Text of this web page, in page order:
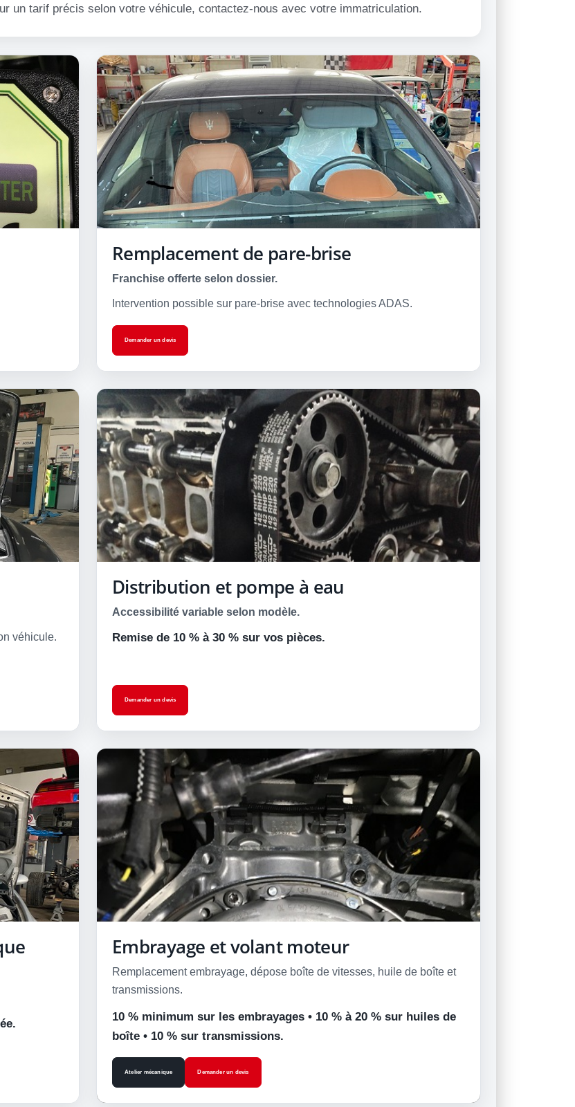
un tarif précis selon votre véhicule, contactez-nous avec votre immatriculation.
Remplacement de pare-brise
Franchise offerte selon dossier.
Intervention possible sur pare-brise avec technologies ADAS.
Demander un devis
véhicule.
Distribution et pompe à eau
Accessibilité variable selon modèle.
Remise de 10 % à 30 % sur vos pièces.
Demander un devis
Embrayage et volant moteur
Remplacement embrayage, dépose boîte de vitesses, huile de boîte et
transmissions.
10 % minimum sur les embrayages • 10 % à 20 % sur huiles de
boîte • 10 % sur transmissions.
Atelier mécanique Demander un devis